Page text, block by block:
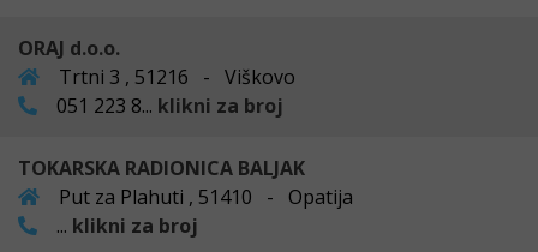
ORAJ d.o.o.
Trtni 3 , 51216 - Viškovo
051 223 8... klikni za broj
TOKARSKA RADIONICA BALJAK
Put za Plahuti , 51410 - Opatija
... klikni za broj